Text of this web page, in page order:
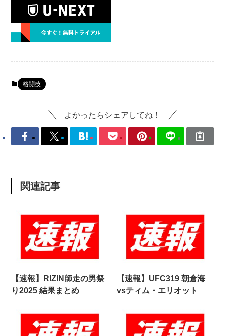
格闘技
よかったらシェアしてね！
関連記事
【速報】RIZIN師走の男祭
り2025 結果まとめ
【速報】UFC319 朝倉海
vsティム・エリオット